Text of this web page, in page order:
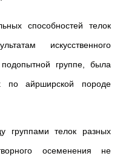
способностей телок
искусственного
группе, была
по айрширской породе
телок разных
осеменения не